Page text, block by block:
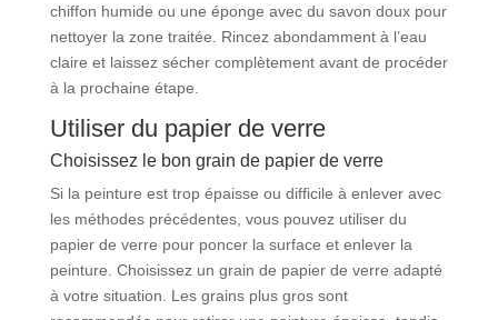
chiffon humide ou une éponge avec du savon doux pour
nettoyer la zone traitée. Rincez abondamment à l’eau
claire et laissez sécher complètement avant de procéder
à la prochaine étape.
Utiliser du papier de verre
Choisissez le bon grain de papier de verre
Si la peinture est trop épaisse ou difficile à enlever avec
les méthodes précédentes, vous pouvez utiliser du
papier de verre pour poncer la surface et enlever la
peinture. Choisissez un grain de papier de verre adapté
à votre situation. Les grains plus gros sont